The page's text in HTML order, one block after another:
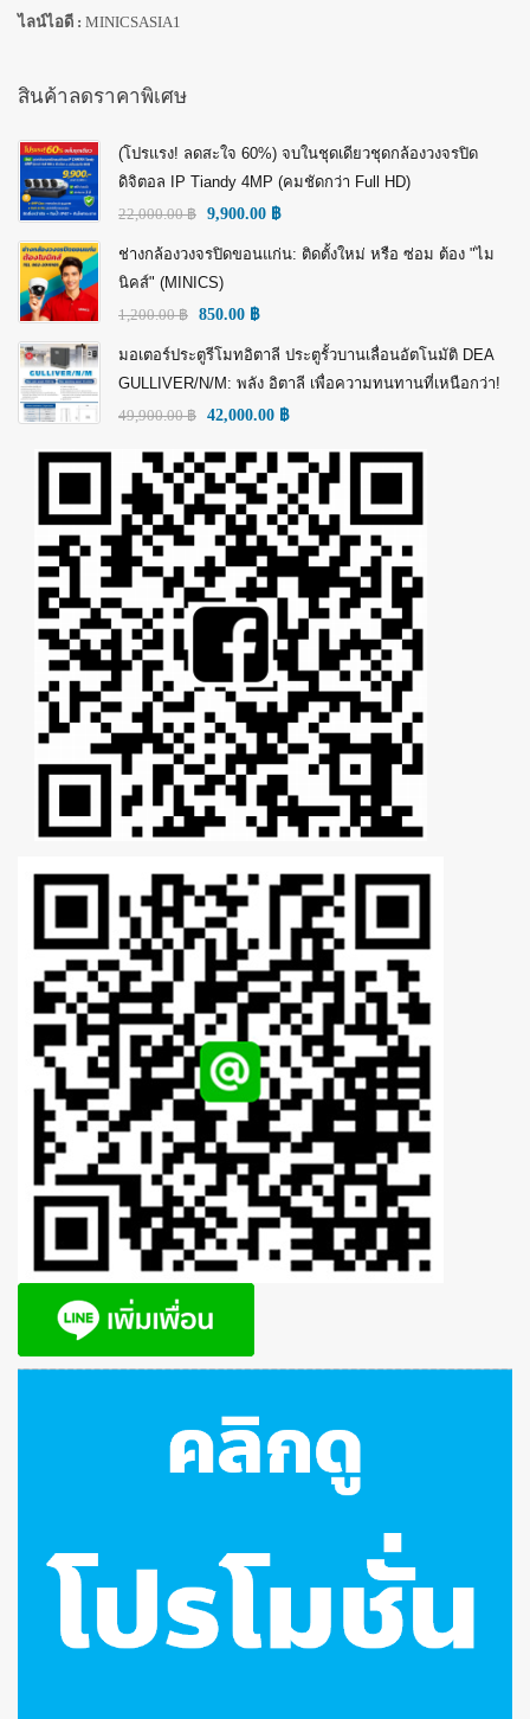
ไลน์ไอดี : MINICSASIA1
สินค้าลดราคาพิเศษ
(โปรแรง! ลดสะใจ 60%) จบในชุดเดียวชุดกล้องวงจรปิด
ดิจิตอล IP Tiandy 4MP (คมชัดกว่า Full HD)
22,000.00฿ 9,900.00 ฿
ช่างกล้องวงจรปิดขอนแก่น: ติดตั้งใหม่ หรือ ซ่อม ต้อง "ไม
นิคส์" (MINICS)
1,200.00฿ 850.00 ฿
มอเตอร์ประตูรีโมทอิตาลี ประตูรั้วบานเลื่อนอัตโนมัติ DEA
GULLIVER/N/M: พลัง อิตาลี เพื่อความทนทานที่เหนือกว่า!
49,900.00฿ 42,000.00 ฿